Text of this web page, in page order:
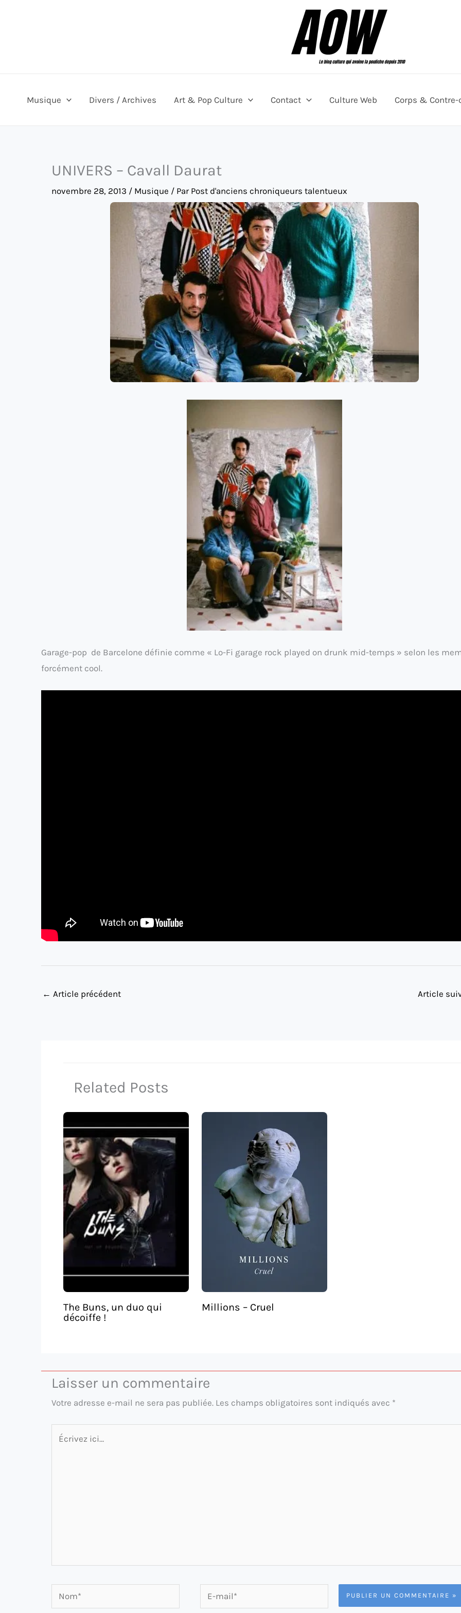
Musique Divers / Archives Art & Pop Culture Contact Culture Web Corps &
UNIVERS – Cavall Daurat
novembre 28, 2013 / Musique / Par Post d'anciens chroniqueurs talentueux
Garage-pop de Barcelone définie comme « Lo-Fi garage rock played on drunk mid-temps » selon les
forcément cool.
← Article précédent Article
Related Posts
The Buns, un duo qui
décoiffe !
Millions – Cruel
Laisser un commentaire
Votre adresse e-mail ne sera pas publiée. Les champs obligatoires sont indiqués avec *
Écrivez
Nom*
mail*